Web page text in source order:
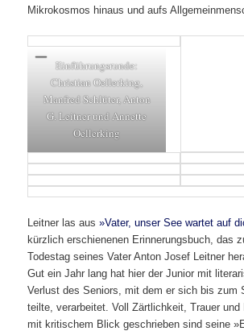
Mikrokosmos hinaus und aufs
Einführungsrunde:
Christian Oellerking,
Manfred Schlüter, Anton
G. Leitner und Annette
Oellerking
Leitner las aus»Vater, unser See wartet auf
kürzlich erschienenen Erinnerungsbuch, das
Todestag seines Vater Anton Josef Leitner
Gut ein Jahr lang hat hier der Junior mit
Verlust des Seniors, mit dem er sich bis zum
teilte, verarbeitet. Voll Zärtlichkeit, Trauer und
mit kritischem Blick geschrieben sind seine